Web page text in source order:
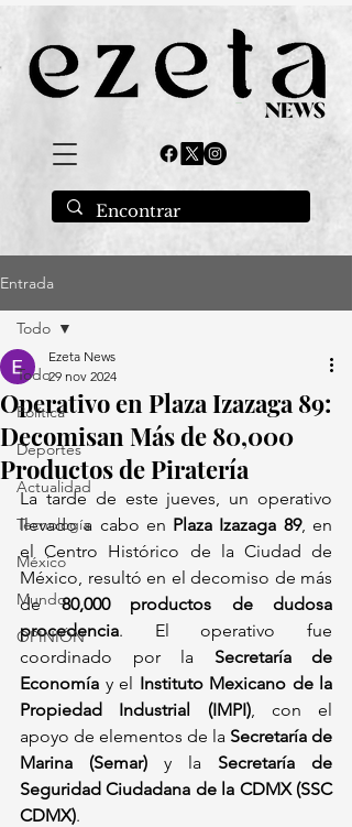
Entrada
Todo
Política
Deportes
Actualidad
Tecnología
México
Mundo
OPINIÓN
Todo
Operativo en Plaza Izazaga 89:
Decomisan Más de 80,000
Productos de Piratería
Ezeta News
29 nov 2024
La tarde de este jueves, un operativo
llevado a cabo en Plaza Izazaga 89, en
el Centro Histórico de la Ciudad de
México, resultó en el decomiso de más
de 80,000 productos de dudosa
procedencia. El operativo fue
coordinado por la Secretaría de
Economía y el Instituto Mexicano de la
Propiedad Industrial (IMPI), con el
apoyo de elementos de la Secretaría de
Marina (Semar) y la Secretaría de
Seguridad Ciudadana de la CDMX (SSC
CDMX).